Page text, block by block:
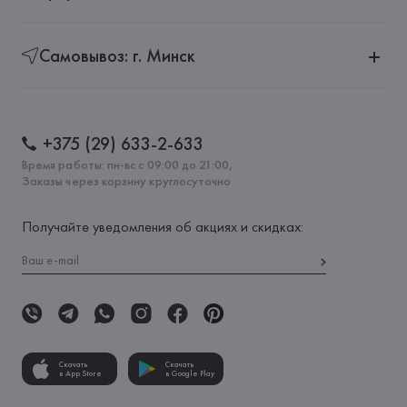
Самовывоз: г. Минск
+375 (29) 633-2-633
Время работы: пн-вс с 09:00 до 21:00,
Заказы через корзину круглосуточно
Получайте уведомления об акциях и скидках:
Скачать
в App Store
Скачать
в Google Play